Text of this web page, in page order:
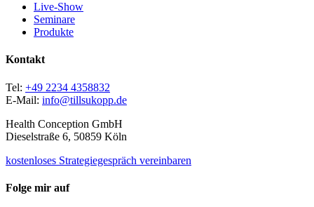
Live-Show
Seminare
Produkte
Kontakt
Tel: +49 2234 4358832
E-Mail: info@tillsukopp.de
Health Conception GmbH
Dieselstraße 6, 50859 Köln
kostenloses Strategiegespräch vereinbaren
Folge mir auf